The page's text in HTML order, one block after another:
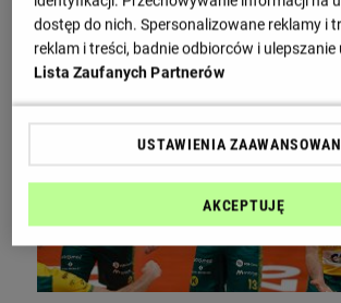
Najciekawsze wiadomości
dostęp do nich. Spersonalizowane reklamy i
reklam i treści, badnie odbiorców i
Lista Zaufanych Partnerów
USTAWIENIA
AKCEPTUJĘ